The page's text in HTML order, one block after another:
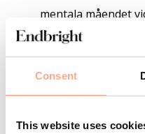
Consent
This website uses
mentala måendet
separation
Vilken hjälp kan
av sin arbetsgivare?
Av ekonomiska eller